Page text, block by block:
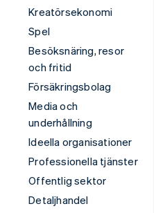
Kreatörsekonomi
Spel
Besöksnäring, resor
och fritid
Försäkringsbolag
Media och
underhållning
Ideella organisationer
Professionella tjänster
Offentlig sektor
Detaljhandel